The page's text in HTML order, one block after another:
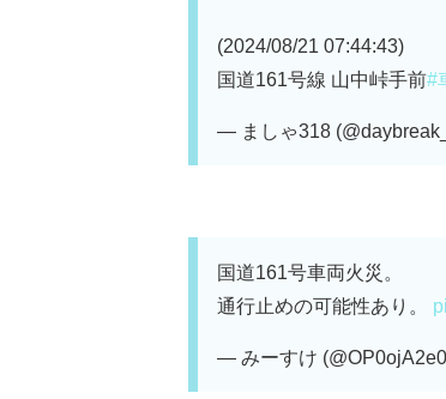
(2024/08/21 07:44:43)
国道161号線 山中峠手前#
— ましゃ318
国道161号車両火災。
通行止めの可能性あり。
— みーすけ